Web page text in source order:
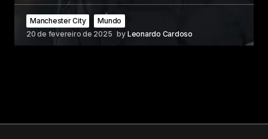
Manchester City
Mundo
20 de fevereiro de 2025 by Leonardo Cardoso